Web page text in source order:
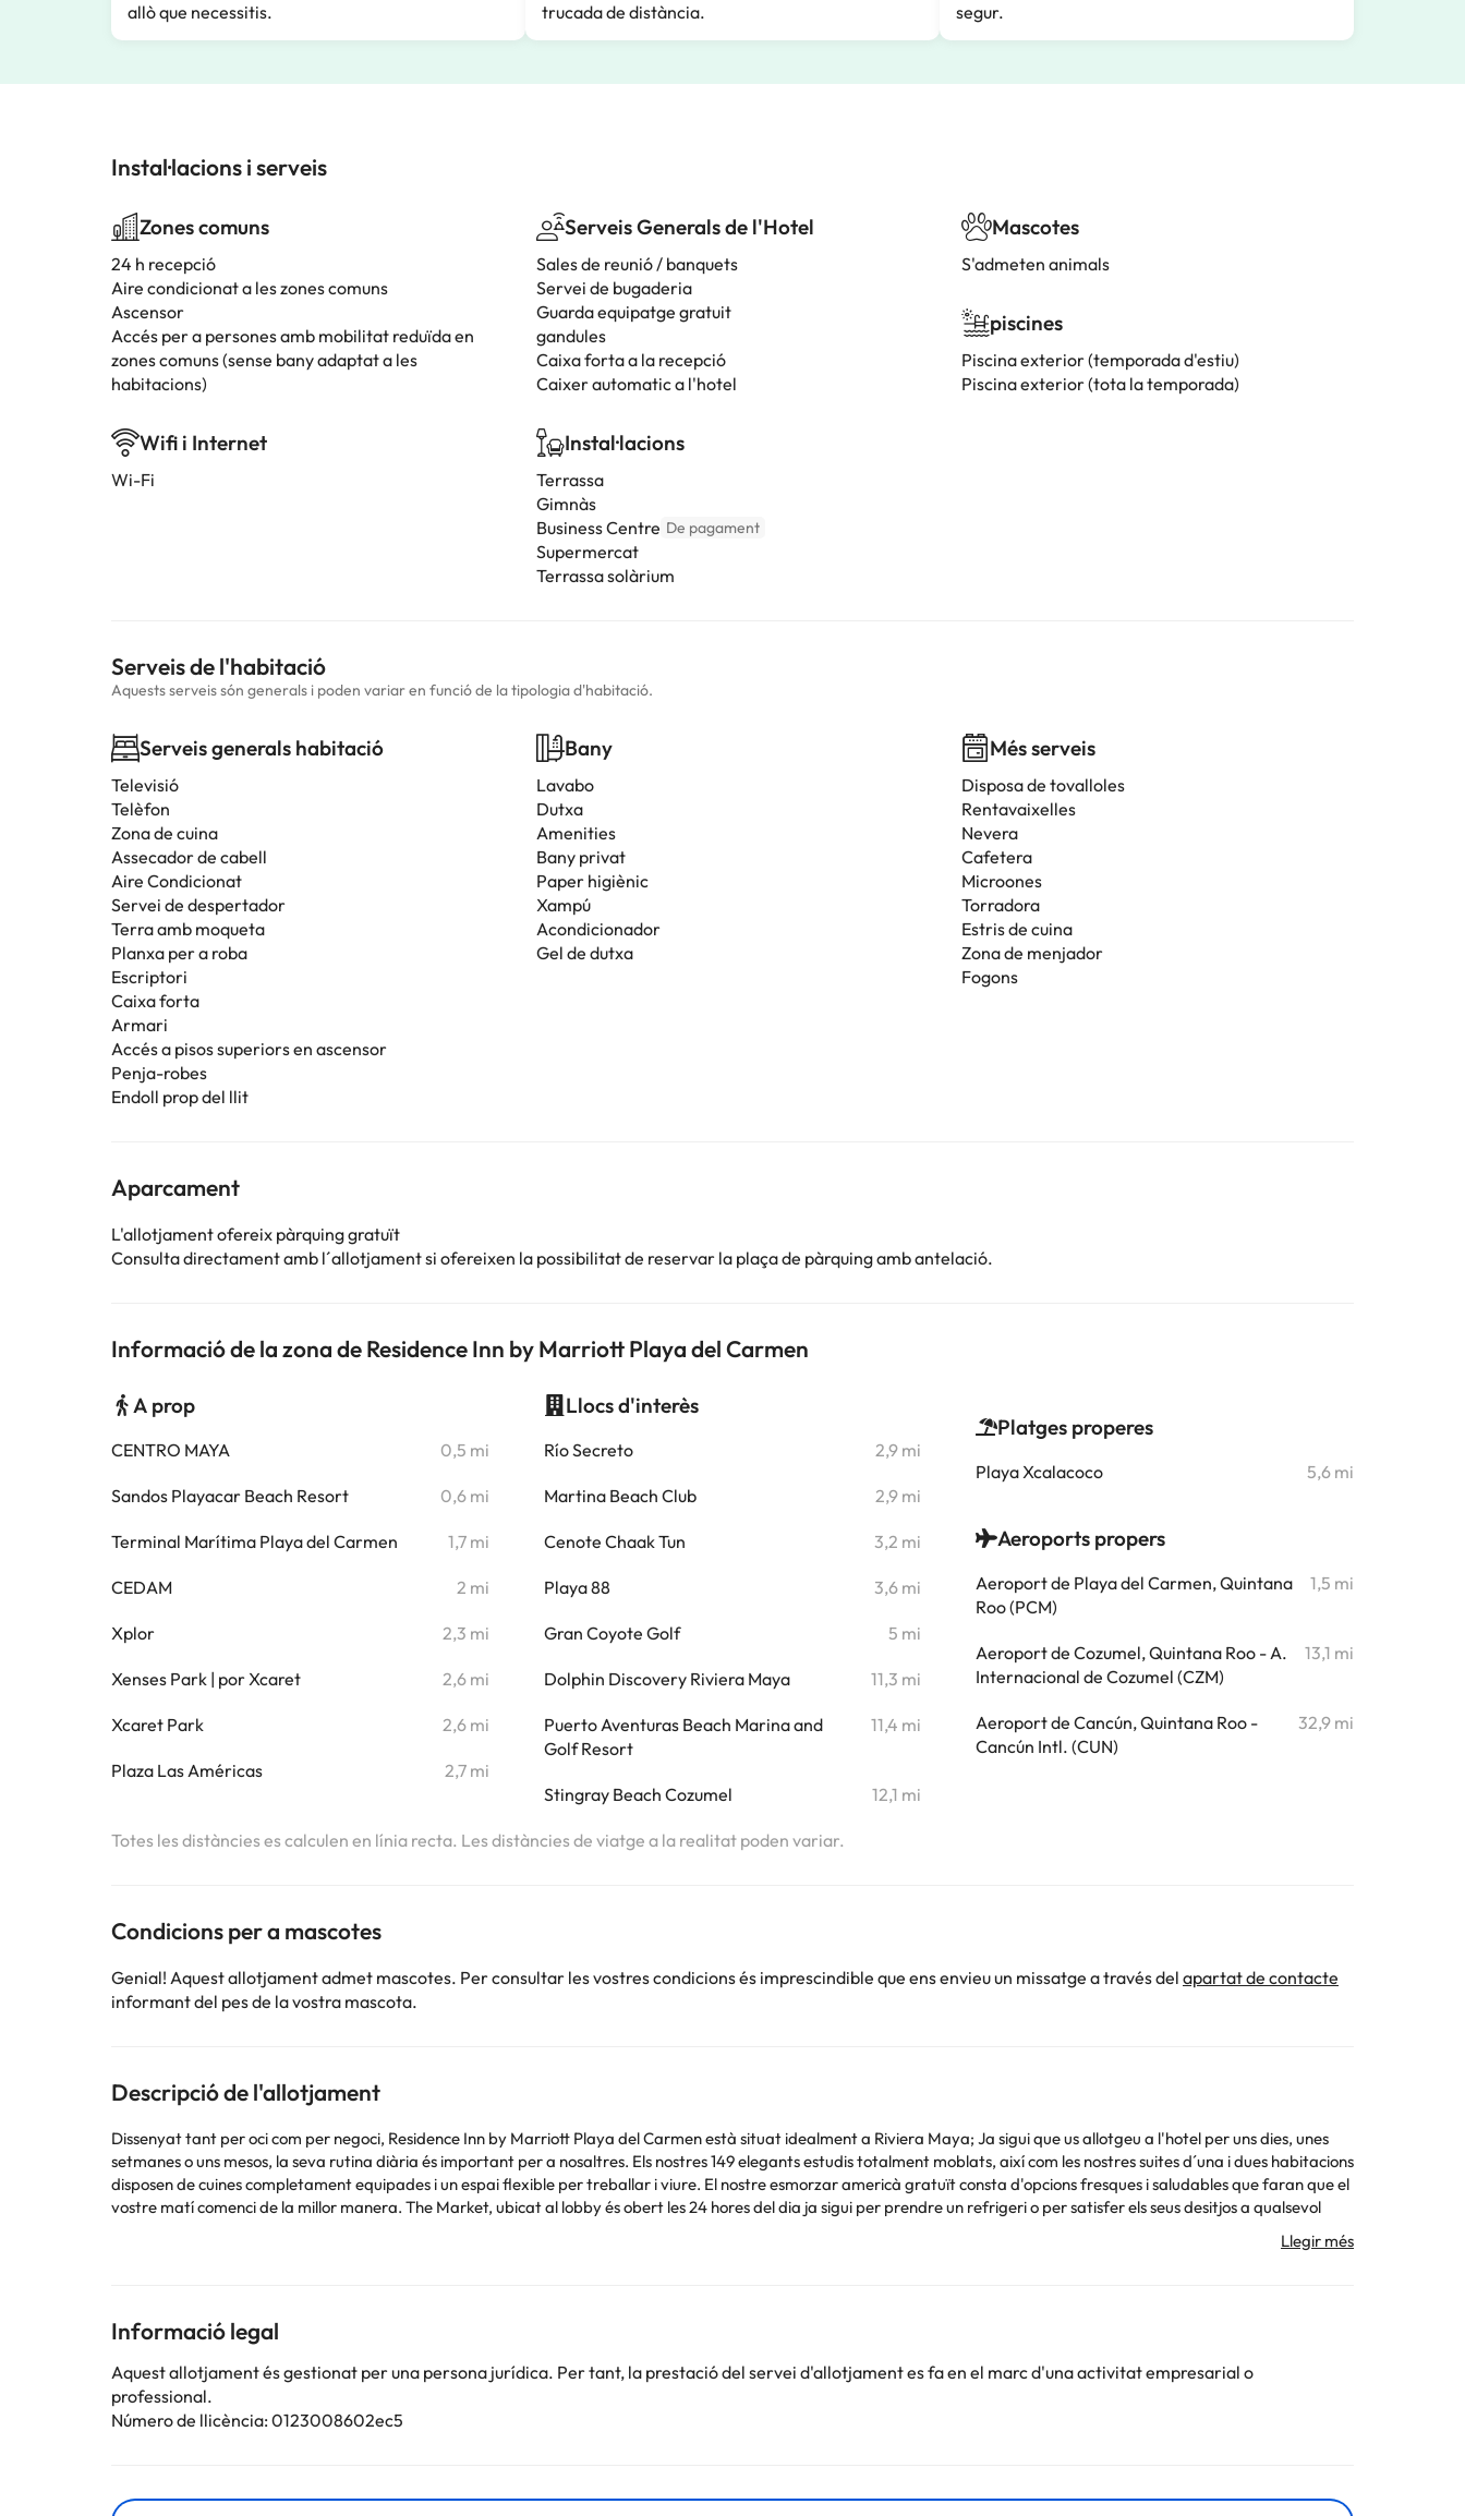
allò que necessitis.
trucada de distància.
segur.
Instal·lacions i serveis
Zones comuns
24 h recepció
Aire condicionat a les zones comuns
Ascensor
Accés per a persones amb mobilitat reduïda en
zones comuns (sense bany adaptat a les
habitacions)
Wifi i Internet
Wi-Fi
Serveis Generals de l'Hotel
Sales de reunió / banquets
Servei de bugaderia
Guarda equipatge gratuit
gandules
Caixa forta a la recepció
Caixer automatic a l'hotel
Instal·lacions
Terrassa
Gimnàs
Business Centre De pagament
Supermercat
Terrassa solàrium
Mascotes
S'admeten animals
piscines
Piscina exterior (temporada d'estiu)
Piscina exterior (tota la temporada)
Serveis de l'habitació
Aquests serveis són generals i poden variar en funció de la tipologia d'habitació.
Serveis generals habitació
Televisió
Telèfon
Zona de cuina
Assecador de cabell
Aire Condicionat
Servei de despertador
Terra amb moqueta
Planxa per a roba
Escriptori
Caixa forta
Armari
Accés a pisos superiors en ascensor
Penja-robes
Endoll prop del llit
Bany
Lavabo
Dutxa
Amenities
Bany privat
Paper higiènic
Xampú
Acondicionador
Gel de dutxa
Més serveis
Disposa de tovalloles
Rentavaixelles
Nevera
Cafetera
Microones
Torradora
Estris de cuina
Zona de menjador
Fogons
Aparcament
L'allotjament ofereix pàrquing gratuït
Consulta directament amb l´allotjament si ofereixen la possibilitat de reservar la plaça de pàrquing amb antelació.
Informació de la zona de Residence Inn by Marriott Playa del Carmen
A prop
CENTRO MAYA 0,5 mi
Sandos Playacar Beach Resort 0,6 mi
Terminal Marítima Playa del Carmen 1,7 mi
CEDAM 2 mi
Xplor 2,3 mi
Xenses Park | por Xcaret 2,6 mi
Xcaret Park 2,6 mi
Plaza Las Américas 2,7 mi
Llocs d'interès
Río Secreto 2,9 mi
Martina Beach Club 2,9 mi
Cenote Chaak Tun 3,2 mi
Playa 88 3,6 mi
Gran Coyote Golf 5 mi
Dolphin Discovery Riviera Maya 11,3 mi
Puerto Aventuras Beach Marina and
Golf Resort
11,4 mi
Stingray Beach Cozumel 12,1 mi
Platges properes
Playa Xcalacoco 5,6 mi
Aeroports propers
Aeroport de Playa del Carmen, Quintana
Roo (PCM)
1,5 mi
Aeroport de Cozumel, Quintana Roo - A.
Internacional de Cozumel (CZM)
13,1 mi
Aeroport de Cancún, Quintana Roo -
Cancún Intl. (CUN)
32,9 mi
Totes les distàncies es calculen en línia recta. Les distàncies de viatge a la realitat poden variar.
Condicions per a mascotes
Genial! Aquest allotjament admet mascotes. Per consultar les vostres condicions és imprescindible que ens envieu un missatge a través del apartat de contacte
informant del pes de la vostra mascota.
Descripció de l'allotjament
Dissenyat tant per oci com per negoci, Residence Inn by Marriott Playa del Carmen està situat idealment a Riviera Maya; Ja sigui que us allotgeu a l'hotel per uns dies, unes
setmanes o uns mesos, la seva rutina diària és important per a nosaltres. Els nostres 149 elegants estudis totalment moblats, així com les nostres suites d´una i dues habitacions
disposen de cuines completament equipades i un espai flexible per treballar i viure. El nostre esmorzar americà gratuït consta d'opcions fresques i saludables que faran que el
vostre matí comenci de la millor manera. The Market, ubicat al lobby és obert les 24 hores del dia ja sigui per prendre un refrigeri o per satisfer els seus desitjos a qualsevol
Alguns dels serveis detallats poden ser de pagament. Podeu consultar les vostres tarifes directament a l'establiment. Tota la informació d'aquesta fitxa està subjecta a canvis
Informació legal
Aquest allotjament és gestionat per una persona jurídica. Per tant, la prestació del servei d'allotjament es fa en el marc d'una activitat empresarial o
professional.
Número de llicència: 0123008602ec5